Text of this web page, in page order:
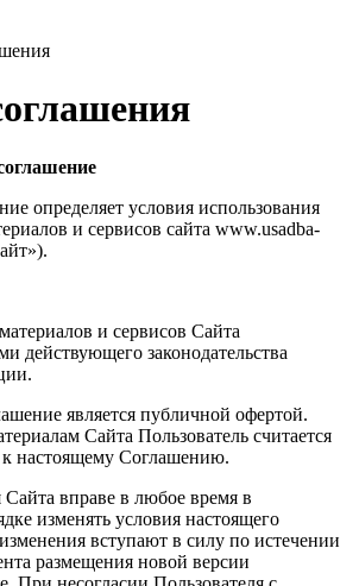
определяет условия использования
и сервисов сайта www.usadba-
и сервисов Сайта
действующего законодательства
является публичной офертой.
Сайта Пользователь считается
настоящему Соглашению.
вправе в любое время в
изменять условия настоящего
вступают в силу по истечении
размещения новой версии